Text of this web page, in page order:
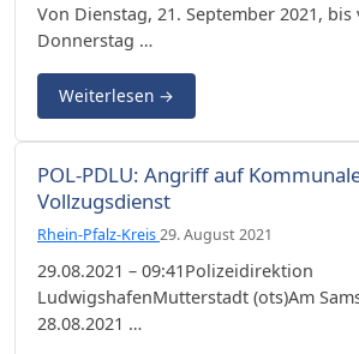
Von Dienstag, 21. September 2021,
Donnerstag …
Weiterlesen →
POL-PDLU: Angriff auf
Vollzugsdienst
Rhein-Pfalz-Kreis29. August 2021
29.08.2021 – 09:41Polizeidirektion
LudwigshafenMutterstadt (ots)Am
28.08.2021 …